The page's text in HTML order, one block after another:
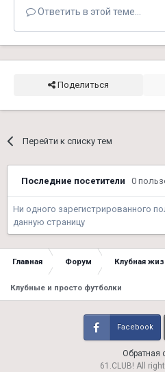
Ответить в этой теме...
Поделиться
Перейти к списку тем
Последние посетители 0
Ни одного зарегистрированного
данную страницу
Главная Форум Клубная
Клубные и просто футболки
Обратная
Facebook
61.CLUB! All